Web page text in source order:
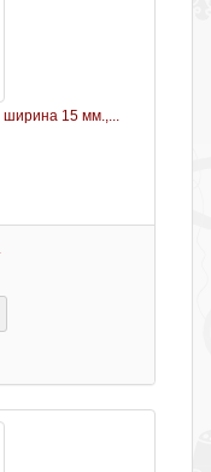
ширина 15 мм.,...